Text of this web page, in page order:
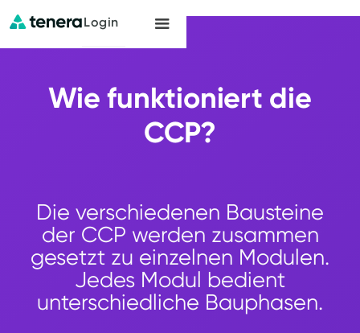
Login
Wie funktioniert die
CCP?
Die verschiedenen Bausteine
der CCP werden zusammen
gesetzt zu einzelnen Modulen.
Jedes Modul bedient
unterschiedliche Bauphasen.